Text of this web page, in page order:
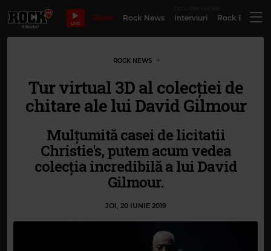
LIVE
Bilete Rock News Interviuri Rock
ROCK NEWS
Tur virtual 3D al colecției de
chitare ale lui David Gilmour
Mulțumită casei de licitatii
Christie's, putem acum vedea
colecția incredibilă a lui David
Gilmour.
JOI, 20 IUNIE 2019